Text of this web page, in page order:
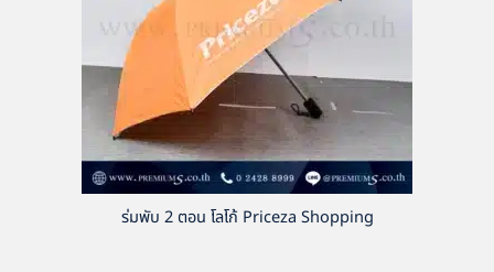
ร่มพับ 2 ตอน โลโก้ Priceza Shopping